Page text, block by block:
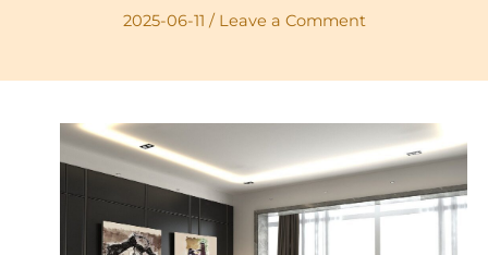
2025-06-11 / Leave a Comment